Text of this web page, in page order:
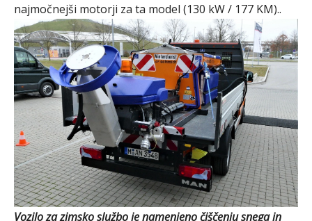
najmočnejši motorji za ta model (130 kW / 177 KM)..
Vozilo za zimsko službo je namenjeno čiščenju snega in